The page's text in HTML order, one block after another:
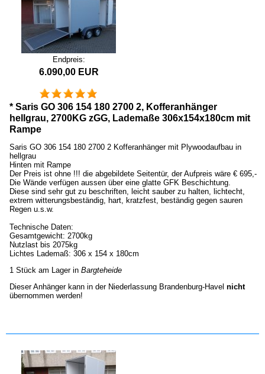
Endpreis:
6.090,00 EUR
* Saris GO 306 154 180 2700 2, Kofferanhänger
hellgrau, 2700KG zGG, Lademaße 306x154x180cm mit
Rampe
Saris GO 306 154 180 2700 2 Kofferanhänger mit Plywoodaufbau in
hellgrau
Hinten mit Rampe
Der Preis ist ohne !!! die abgebildete Seitentür, der Aufpreis wäre € 695,-
Die Wände verfügen aussen über eine glatte GFK Beschichtung.
Diese sind sehr gut zu beschriften, leicht sauber zu halten, lichtecht,
extrem witterungsbeständig, hart, kratzfest, beständig gegen sauren
Regen u.s.w.
Technische Daten:
Gesamtgewicht: 2700kg
Nutzlast bis 2075kg
Lichtes Lademaß: 306 x 154 x 180cm
1 Stück am Lager in Bargteheide
Dieser Anhänger kann in der Niederlassung Brandenburg-Havel nicht
übernommen werden!